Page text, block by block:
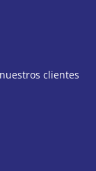
clientes